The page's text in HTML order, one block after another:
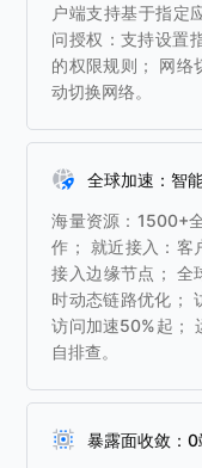
户端支持基于指定
问授权：支持设置
的权限规则； 网络
动切换网络。
全球加速：智
海量资源：1500+
作； 就近接入：客
接入边缘节点； 全
时动态链路优化；
访问加速50%起；
自排查。
暴露面收敛：